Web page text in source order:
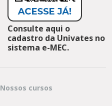
Consulte aqui o
cadastro da Univates no
sistema e-MEC.
Nossos cursos